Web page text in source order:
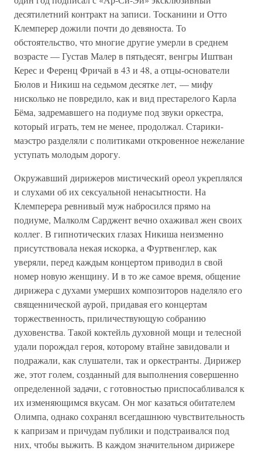
десятилетний контракт на записи. Тосканини и Отто
Клемперер дожили почти до девяноста. То
обстоятельство, что многие другие умерли в среднем
возрасте — Густав Малер в пятьдесят, венгры Иштван
Керес и Ференц Фричай в 43 и 48, а отцы-основатели
Бюлов и Никиш на седьмом десятке лет, — мифу
нисколько не повредило, как и вид престарелого Карла
Бёма, задремавшего на подиуме под звуки оркестра,
который играть, тем не менее, продолжал. Старики-
маэстро разделяли с политиками откровенное нежелание
уступать молодым дорогу.
Окружавший дирижеров мистический ореол укреплялся
и слухами об их сексуальной ненасытности. На
Клемперера ревнивый муж набросился прямо на
подиуме, Малколм Сарджент вечно охаживал жен своих
коллег. В гипнотических глазах Никиша неизменно
присутствовала некая искорка, а Фуртвенглер, как
уверяли, перед каждым концертом приводил в свой
номер новую женщину. И в то же самое время, общение
дирижера с духами умерших композиторов наделяло его
священнической аурой, придавая его концертам
торжественность, приличествующую собранию
духовенства. Такой коктейль духовной мощи и телесной
удали порождал героя, которому втайне завидовали и
подражали, как слушатели, так и оркестранты. Дирижер
же, этот голем, созданный для выполнения совершенно
определенной задачи, с готовностью приспосабливался к
их изменяющимся вкусам. Он мог казаться обитателем
Олимпа, однако сохранял всегдашнюю чувствительность
к капризам и причудам публики и подстраивался под
них, чтобы выжить. В каждом значительном дирижере